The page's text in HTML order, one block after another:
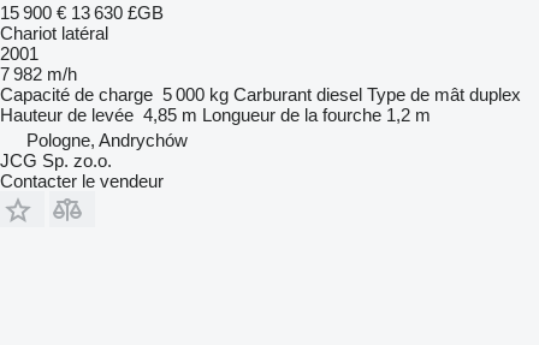
15 900 € 13 630 £GB
Chariot latéral
2001
7 982 m/h
Capacité de charge 5 000 kg Carburant diesel Type de mât duplex
Hauteur de levée 4,85 m Longueur de la fourche 1,2 m
Pologne, Andrychów
JCG Sp. zo.o.
Contacter le vendeur